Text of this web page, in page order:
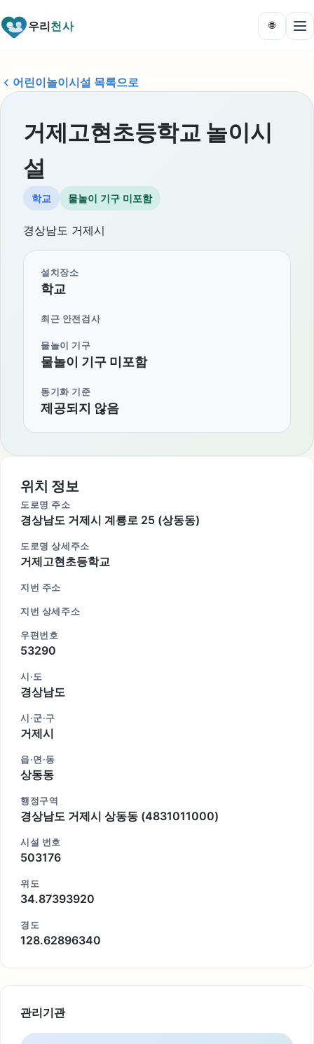
우리천사 🌐
어린이놀이시설 목록으로
거제고현초등학교 놀이시
설
학교 물놀이 기구 미포함
경상남도 거제시
설치장소
학교
최근 안전검사
물놀이 기구
물놀이 기구 미포함
동기화 기준
제공되지 않음
위치 정보
도로명 주소
경상남도 거제시 계룡로 25 (상동동)
도로명 상세주소
거제고현초등학교
지번 주소
지번 상세주소
우편번호
53290
시·도
경상남도
시·군·구
거제시
읍·면·동
상동동
행정구역
경상남도 거제시 상동동 (4831011000)
시설 번호
503176
위도
34.87393920
경도
128.62896340
관리기관